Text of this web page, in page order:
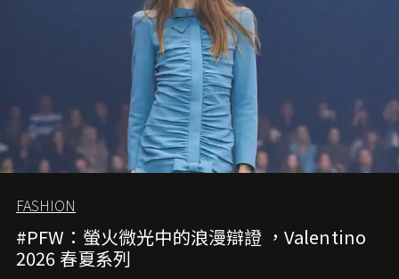
FASHION
#PFW：螢火微光中的浪漫辯證 ，Valentino
2026 春夏系列